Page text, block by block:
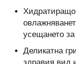
усещането за
Деликатна